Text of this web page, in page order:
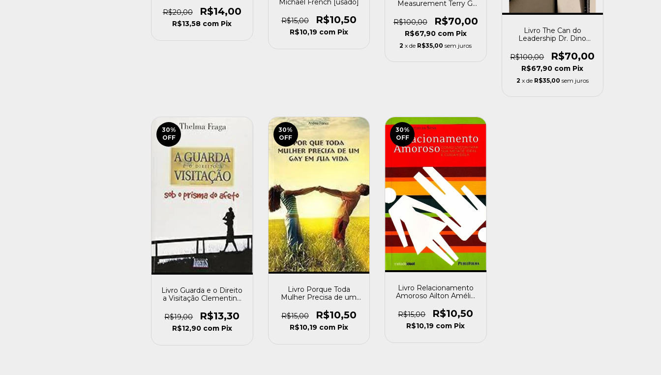
Elizabeth Hartley
[usado]
R$20,00 R$14,00
R$13,58 com Pix
Michael French [usado]
R$15,00 R$10,50
R$10,19 com Pix
Measurement Terry G.
R$100,00
R$70,00
R$67,90 com Pix
2 x de R$35,00 sem juros
Livro The Can do
Leadership Dr. Dino
R$100,00
R$70,00
R$67,90 com Pix
2 x de R$35,00 sem juros
30%
OFF
Livro Guarda e o Direito
a Visitação Clementino
R$19,00
R$13,30
R$12,90 com Pix
30%
OFF
Livro Porque Toda
Mulher Precisa de um
Franco [usado]
R$15,00 R$10,50
R$10,19 com Pix
30%
OFF
Livro Relacionamento
Amoroso Ailton Amélio
R$15,00
R$10,50
R$10,19 com Pix